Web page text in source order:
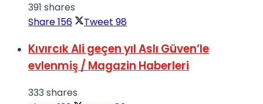
391 shares
Share156 Tweet 98
Kıvırcık Ali geçen yıl Aslı Güven’le
evlenmiş / Magazin Haberleri
333 shares